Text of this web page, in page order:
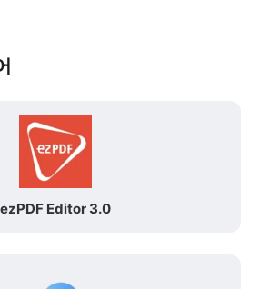
ezPDF Editor 3.0